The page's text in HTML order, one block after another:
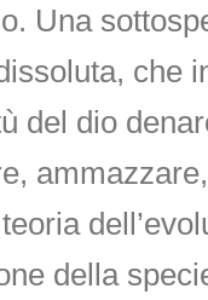
Una
che
del dio
della